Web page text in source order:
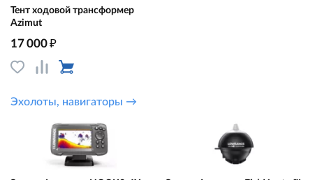
Тент ходовой трансформер
Azimut
17 000₽
Эхолоты, навигаторы →